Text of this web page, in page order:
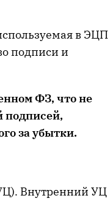
в ЭЦП
подписи и
ФЗ, что не
подписей,
за убытки.
Внутренний УЦ